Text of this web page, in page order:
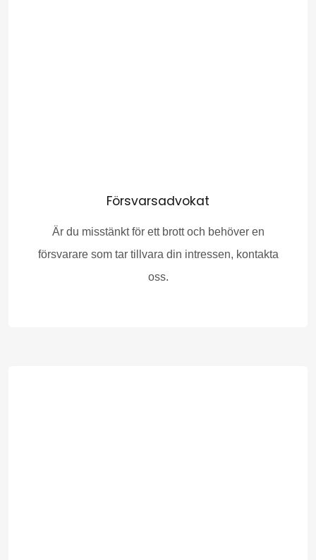
Försvarsadvokat
Är du misstänkt för ett brott och behöver en
försvarare som tar tillvara din intressen, kontakta
oss.